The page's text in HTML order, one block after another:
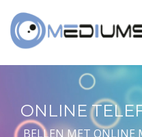
ONLINE
BELLEN MET ONLINE